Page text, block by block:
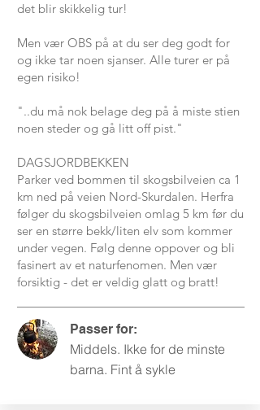
det blir skikkelig tur!
Men vær OBS på at du ser deg godt for
og ikke tar noen sjanser. Alle turer er på
egen risiko!
"..du må nok belage deg på å miste stien
noen steder og gå litt off pist."
DAGSJORDBEKKEN
Parker ved bommen til skogsbilveien ca 1
km ned på veien Nord-Skurdalen. Herfra
følger du skogsbilveien omlag 5 km før du
ser en større bekk/liten elv som kommer
under vegen. Følg denne oppover og bli
fasinert av et naturfenomen. Men vær
forsiktig - det er veldig glatt og bratt!
Middels. Ikke for de minste
barna. Fint å sykle
Passer for: